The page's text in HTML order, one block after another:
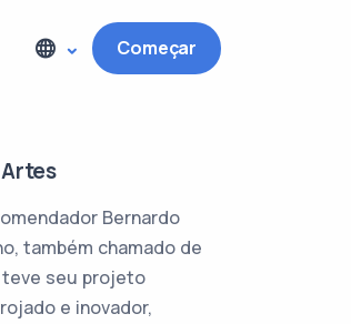
Começar
Bernardo
também chamado de
teve seu projeto
e inovador,